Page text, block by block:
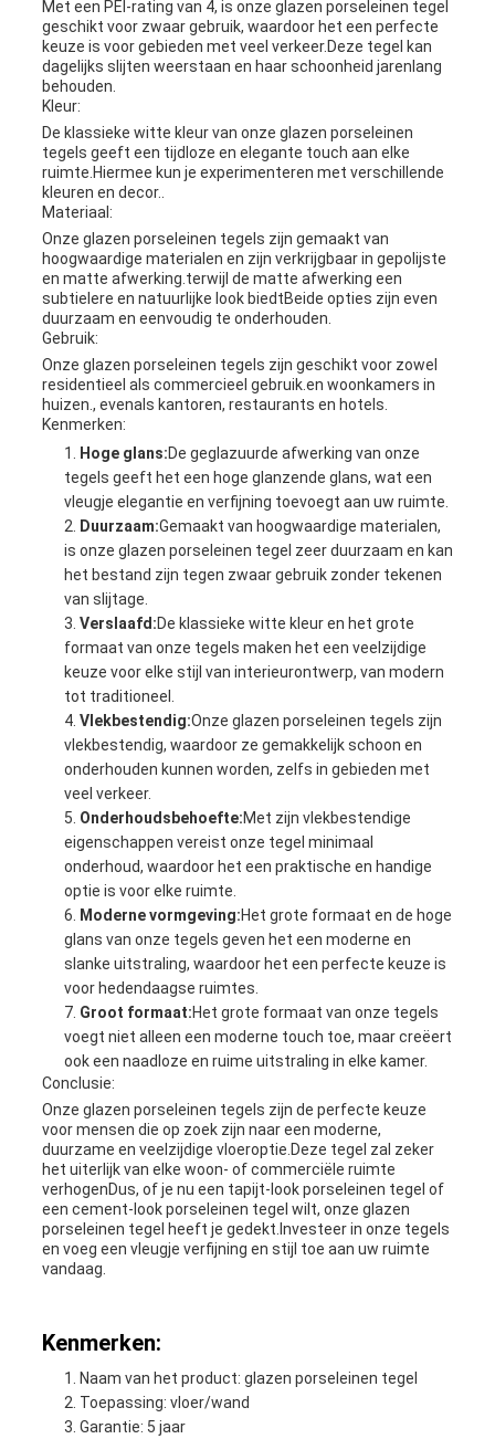
Met een PEI-rating van 4, is onze glazen porseleinen tegel
geschikt voor zwaar gebruik, waardoor het een perfecte
keuze is voor gebieden met veel verkeer.Deze tegel kan
dagelijks slijten weerstaan en haar schoonheid jarenlang
behouden.
Kleur:
De klassieke witte kleur van onze glazen porseleinen
tegels geeft een tijdloze en elegante touch aan elke
ruimte.Hiermee kun je experimenteren met verschillende
kleuren en decor..
Materiaal:
Onze glazen porseleinen tegels zijn gemaakt van
hoogwaardige materialen en zijn verkrijgbaar in gepolijste
en matte afwerking.terwijl de matte afwerking een
subtielere en natuurlijke look biedtBeide opties zijn even
duurzaam en eenvoudig te onderhouden.
Gebruik:
Onze glazen porseleinen tegels zijn geschikt voor zowel
residentieel als commercieel gebruik.en woonkamers in
huizen., evenals kantoren, restaurants en hotels.
Kenmerken:
Hoge glans:De geglazuurde afwerking van onze
tegels geeft het een hoge glanzende glans, wat een
vleugje elegantie en verfijning toevoegt aan uw ruimte.
Duurzaam:Gemaakt van hoogwaardige materialen,
is onze glazen porseleinen tegel zeer duurzaam en kan
het bestand zijn tegen zwaar gebruik zonder tekenen
van slijtage.
Verslaafd:De klassieke witte kleur en het grote
formaat van onze tegels maken het een veelzijdige
keuze voor elke stijl van interieurontwerp, van modern
tot traditioneel.
Vlekbestendig:Onze glazen porseleinen tegels zijn
vlekbestendig, waardoor ze gemakkelijk schoon en
onderhouden kunnen worden, zelfs in gebieden met
veel verkeer.
Onderhoudsbehoefte:Met zijn vlekbestendige
eigenschappen vereist onze tegel minimaal
onderhoud, waardoor het een praktische en handige
optie is voor elke ruimte.
Moderne vormgeving:Het grote formaat en de hoge
glans van onze tegels geven het een moderne en
slanke uitstraling, waardoor het een perfecte keuze is
voor hedendaagse ruimtes.
Groot formaat:Het grote formaat van onze tegels
voegt niet alleen een moderne touch toe, maar creëert
ook een naadloze en ruime uitstraling in elke kamer.
Conclusie:
Onze glazen porseleinen tegels zijn de perfecte keuze
voor mensen die op zoek zijn naar een moderne,
duurzame en veelzijdige vloeroptie.Deze tegel zal zeker
het uiterlijk van elke woon- of commerciële ruimte
verhogenDus, of je nu een tapijt-look porseleinen tegel of
een cement-look porseleinen tegel wilt, onze glazen
porseleinen tegel heeft je gedekt.Investeer in onze tegels
en voeg een vleugje verfijning en stijl toe aan uw ruimte
vandaag.
Kenmerken:
Naam van het product: glazen porseleinen tegel
Toepassing: vloer/wand
Garantie: 5 jaar